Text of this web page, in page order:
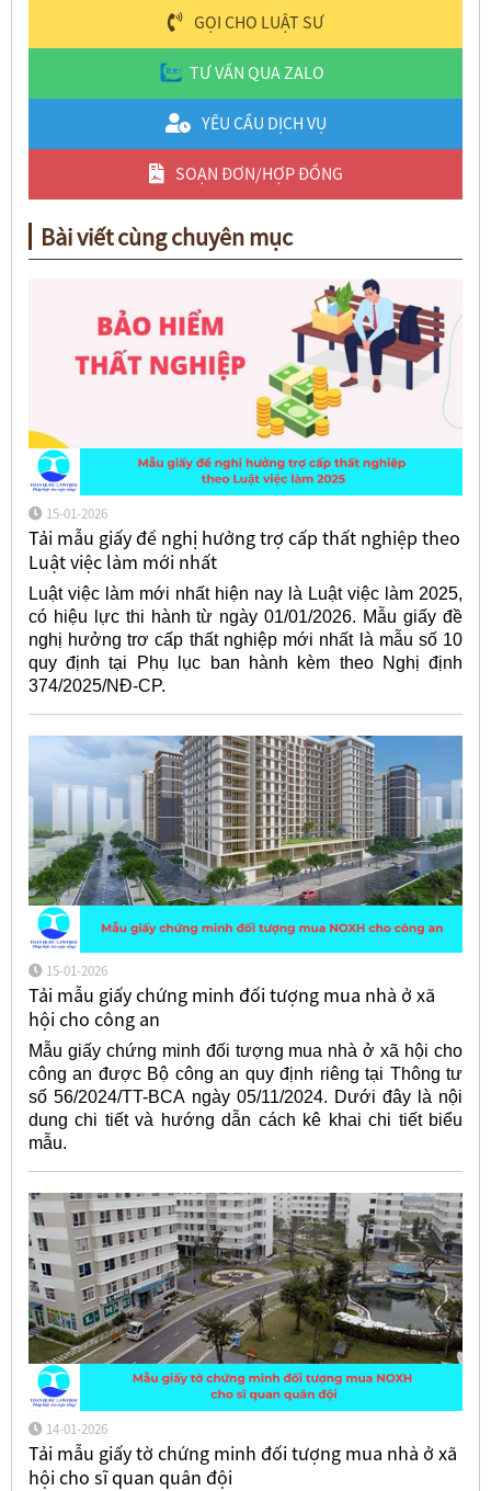
GỌI CHO LUẬT SƯ
TƯ VẤN QUA ZALO
YÊU CẦU DỊCH VỤ
SOẠN ĐƠN/HỢP ĐỒNG
Bài viết cùng chuyên mục
15-01-2026
Tải mẫu giấy đề nghị hưởng trợ cấp thất nghiệp theo
Luật việc làm mới nhất
Luật việc làm mới nhất hiện nay là Luật việc làm 2025,
có hiệu lực thi hành từ ngày 01/01/2026. Mẫu giấy đề
nghị hưởng trơ cấp thất nghiệp mới nhất là mẫu số 10
quy định tại Phụ lục ban hành kèm theo Nghị định
374/2025/NĐ-CP.
15-01-2026
Tải mẫu giấy chứng minh đối tượng mua nhà ở xã
hội cho công an
Mẫu giấy chứng minh đối tượng mua nhà ở xã hội cho
công an được Bộ công an quy định riêng tại Thông tư
số 56/2024/TT-BCA ngày 05/11/2024. Dưới đây là nội
dung chi tiết và hướng dẫn cách kê khai chi tiết biểu
mẫu.
14-01-2026
Tải mẫu giấy tờ chứng minh đối tượng mua nhà ở xã
hội cho sĩ quan quân đội